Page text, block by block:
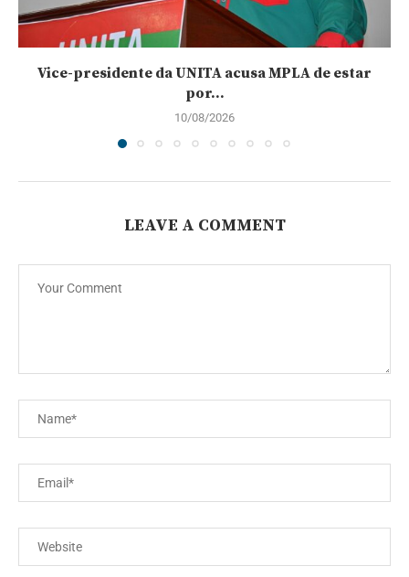
Vice-presidente da UNITA acusa MPLA de estar
por...
10/08/2026
LEAVE A COMMENT